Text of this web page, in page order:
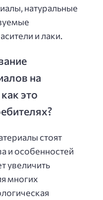
натуральные
и лаки.
на
это
стоят
и особенностей
увеличить
многих